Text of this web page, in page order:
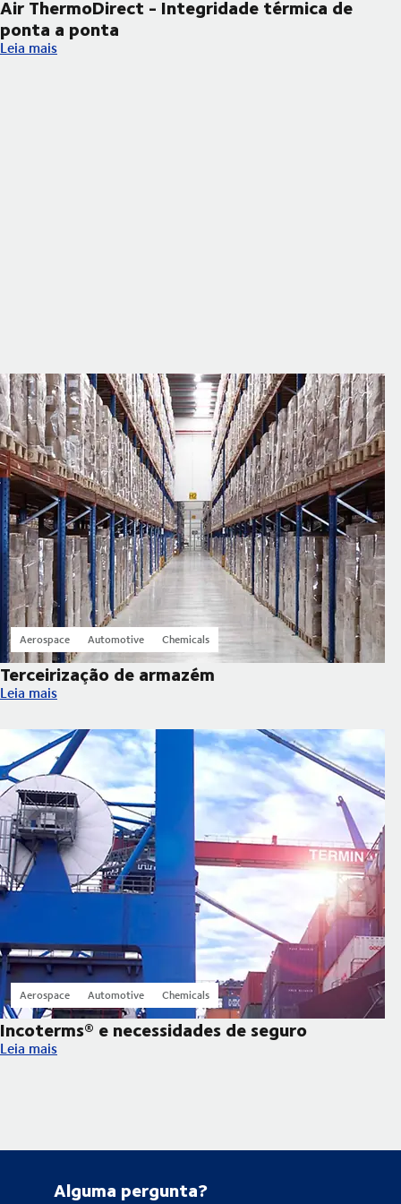
Air ThermoDirect - Integridade térmica de
ponta a ponta
Air ThermoDirect - Integridade térmica de ponta a ponta
Leia mais
Terceirização de armazém
Aerospace Automotive Chemicals
Terceirização de armazém
Leia mais
Incoterms® e necessidades de seguro
Aerospace Automotive Chemicals
Incoterms® e necessidades de seguro
Leia mais
Alguma pergunta?